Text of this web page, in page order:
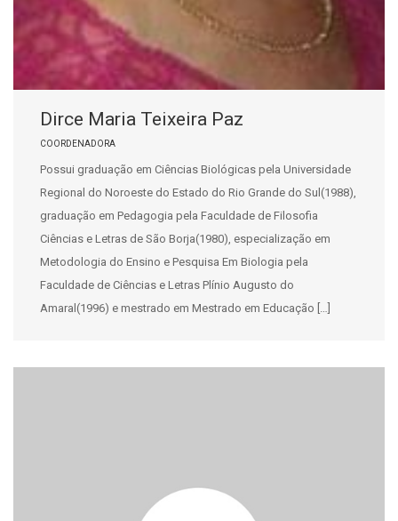
Dirce Maria Teixeira Paz
COORDENADORA
Possui graduação em Ciências Biológicas pela Universidade
Regional do Noroeste do Estado do Rio Grande do Sul(1988),
graduação em Pedagogia pela Faculdade de Filosofia
Ciências e Letras de São Borja(1980), especialização em
Metodologia do Ensino e Pesquisa Em Biologia pela
Faculdade de Ciências e Letras Plínio Augusto do
Amaral(1996) e mestrado em Mestrado em Educação […]